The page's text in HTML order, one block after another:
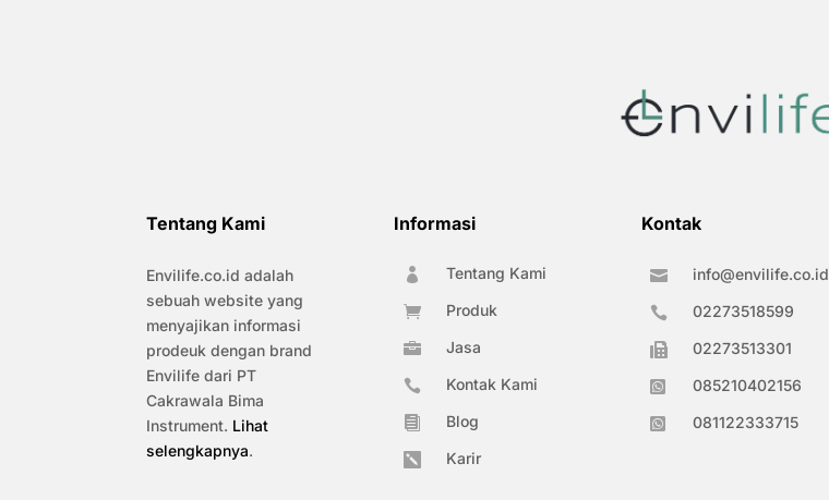
Tentang Kami
Envilife.co.id adalah
sebuah website yang
menyajikan informasi
prodeuk dengan brand
Envilife dari PT
Cakrawala Bima
Instrument. Lihat
selengkapnya.
Informasi
 Tentang Kami
 Produk
 Jasa
 Kontak Kami
 Blog
 Karir
Kontak
 info@envilife.co.id
 02273518599
 02273513301
 085210402156
 081122333715